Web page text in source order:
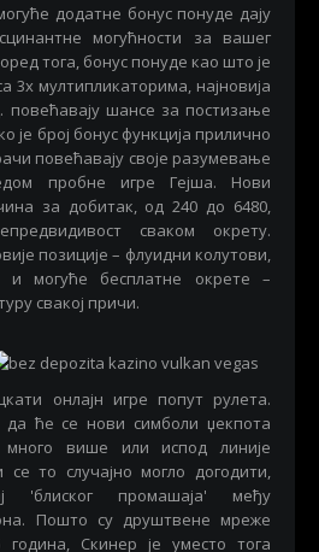
додатне бонус понуде дају
могућности за вашег
тога, бонус понуде као што је
3x мултипликаторима, најновија
повећавају шансе за постизање
је број бонус функција прилично
повећавају своје разумевање
пробне игре Гејша. Нови
за добитак, од 240 до 6480,
сваком окрету.
позиције – флуидни колутови,
могуће бесплатне окрете –
свакој причи.
онлајн игре попут рулета.
да ће се нови симболи џекпота
више или испод линије
то случајно могло догодити,
'блиског промашаја' међу
Пошто су друштвене мреже
Скинер је уместо тога